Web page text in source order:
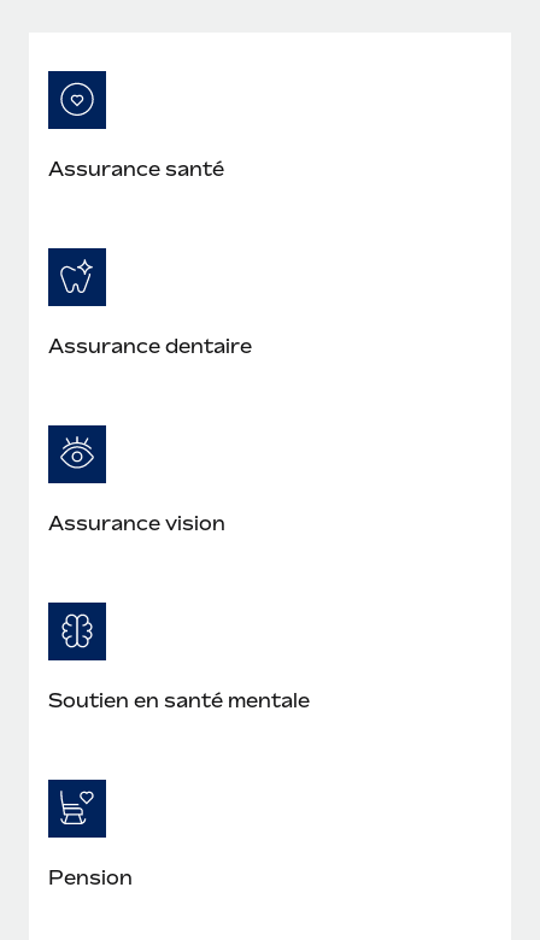
Assurance santé
Assurance dentaire
Assurance vision
Soutien en santé mentale
Pension